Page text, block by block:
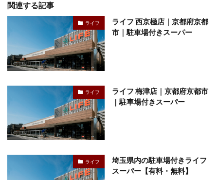
関連する記事
ライフ
ライフ 西京極店｜京都府京都
市｜駐車場付きスーパー
ライフ
ライフ 梅津店｜京都府京都市
｜駐車場付きスーパー
ライフ
埼玉県内の駐車場付きライフ
スーパー【有料・無料】